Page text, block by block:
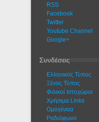
RSS
Facebook
Twitter
Youtube Channel
Google+
Συνδέσεις
Ελληνικός Τύπος
Ξένος Τύπος
Φιλικοί Ιστοχώροι
Χρήσιμα Links
Ομογένεια
Ραδιόφωνο